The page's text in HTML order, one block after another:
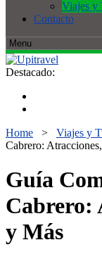
Viajes y
Contacto
Destacado:
Home > Viajes y
Cabrero:
Guía
Cabrero:
y Más